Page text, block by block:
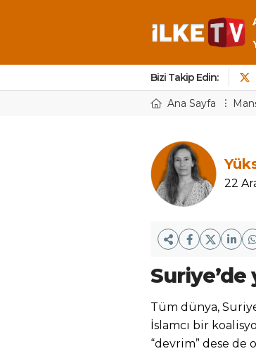
Bizi Takip Edin:
Ana Sayfa
22
Suriye’de
Tüm dünya,
İslamcı bir
“devrim” dese